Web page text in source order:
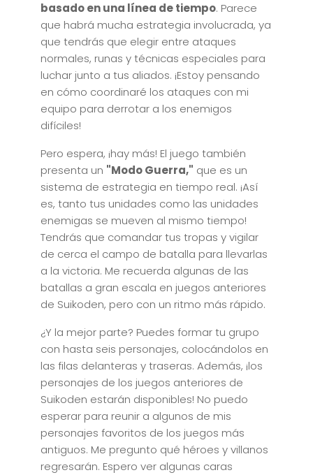
basado en una línea de tiempo. Parece
que habrá mucha estrategia involucrada, ya
que tendrás que elegir entre ataques
normales, runas y técnicas especiales para
luchar junto a tus aliados. ¡Estoy pensando
en cómo coordinaré los ataques con mi
equipo para derrotar a los enemigos
difíciles!
Pero espera, ¡hay más! El juego también
presenta un "Modo Guerra," que es un
sistema de estrategia en tiempo real. ¡Así
es, tanto tus unidades como las unidades
enemigas se mueven al mismo tiempo!
Tendrás que comandar tus tropas y vigilar
de cerca el campo de batalla para llevarlas
a la victoria. Me recuerda algunas de las
batallas a gran escala en juegos anteriores
de Suikoden, pero con un ritmo más rápido.
¿Y la mejor parte? Puedes formar tu grupo
con hasta seis personajes, colocándolos en
las filas delanteras y traseras. Además, ¡los
personajes de los juegos anteriores de
Suikoden estarán disponibles! No puedo
esperar para reunir a algunos de mis
personajes favoritos de los juegos más
antiguos. Me pregunto qué héroes y villanos
regresarán. Espero ver algunas caras